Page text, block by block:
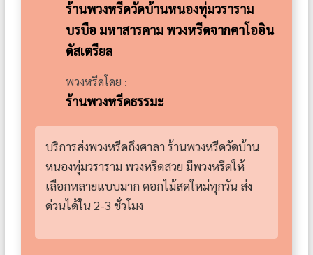
ร้านพวงหรีดวัดบ้านหนองทุ่มวราราม
บรบือ มหาสารคาม พวงหรีดจากคาโออิน
ดัสเตรียล
พวงหรีดโดย :
ร้านพวงหรีดธรรมะ
บริการส่งพวงหรีดถึงศาลา ร้านพวงหรีดวัดบ้าน
หนองทุ่มวราราม พวงหรีดสวย มีพวงหรีดให้
เลือกหลายแบบมาก ดอกไม้สดใหม่ทุกวัน ส่ง
ด่วนได้ใน 2-3 ชั่วโมง